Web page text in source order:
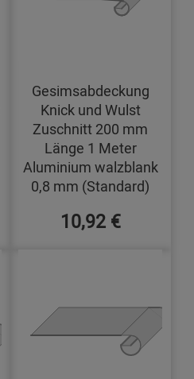
Gesimsabdeckung
Knick und Wulst
Zuschnitt 200 mm
Länge 1 Meter
Aluminium walzblank
0,8 mm (Standard)
10,92 €